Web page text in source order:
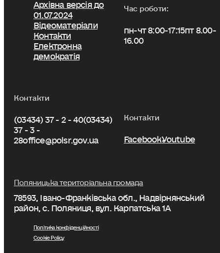
01.07.2024
Відеоматеріали
Контакти
Електронна
демократія
Час роботи:
пн-чт 8:00-17:15пт 8.00-
16.00
Контакти
(03434) 37 - 2 - 40(03434)
37 - 3 -
28office@polsr.gov.ua
Контакти
FacebookYoutube
Поляницька територіальна громада
78593, Івано-Франківська обл., Надвірнянський
район, с. Поляниця, вул. Карпатська 1А
Політика конфіденційності
Cookie Policy